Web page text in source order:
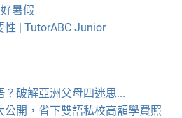
暑假
| TutorABC Junior
破解亞洲父母四迷思...
公開，省下雙語私校高額學費照